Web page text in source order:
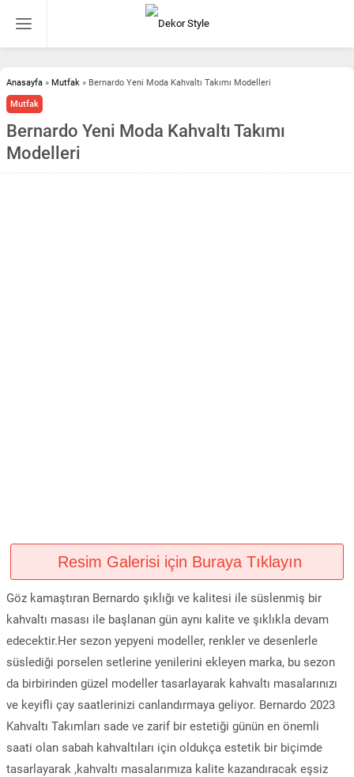
Anasayfa » Mutfak » Bernardo Yeni Moda Kahvaltı Takımı Modelleri
Mutfak
Bernardo Yeni Moda Kahvaltı Takımı
Modelleri
Resim Galerisi için Buraya Tıklayın
Göz kamaştıran Bernardo şıklığı ve kalitesi ile süslenmiş bir
kahvaltı masası ile başlanan gün aynı kalite ve şıklıkla devam
edecektir.Her sezon yepyeni modeller, renkler ve desenlerle
süslediği porselen setlerine yenilerini ekleyen marka, bu sezon
da birbirinden güzel modeller tasarlayarak kahvaltı masalarınızı
ve keyifli çay saatlerinizi canlandırmaya geliyor. Bernardo 2023
Kahvaltı Takımları sade ve zarif bir estetiği günün en önemli
saati olan sabah kahvaltıları için oldukça estetik bir biçimde
tasarlayarak ,kahvaltı masalarımıza kalite kazandıracak eşsiz